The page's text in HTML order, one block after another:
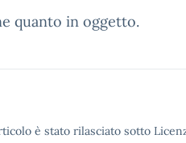
quanto in oggetto.
è stato rilasciato sotto